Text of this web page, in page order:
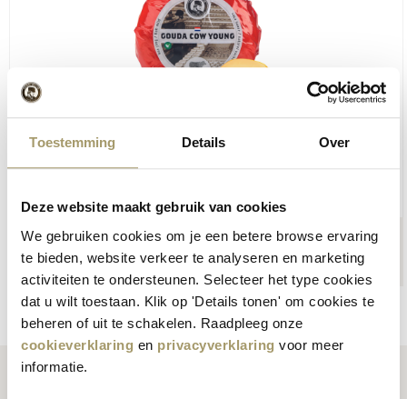
Toestemming Details Over
Deze website maakt gebruik van cookies
We gebruiken cookies om je een betere browse ervaring
te bieden, website verkeer te analyseren en marketing
activiteiten te ondersteunen. Selecteer het type cookies
dat u wilt toestaan. Klik op 'Details tonen' om cookies te
beheren of uit te schakelen. Raadpleeg onze
cookieverklaring en privacyverklaring voor meer
informatie.
Henri Willig Fromage de vache Gouda Naturel 380
€11,95
(Incl. btw)
+
−
ACHETER